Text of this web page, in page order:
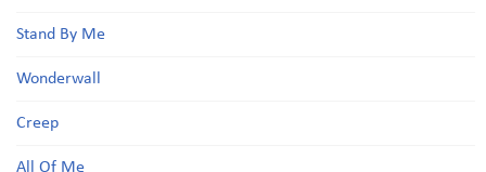
Stand By Me
Wonderwall
Creep
All Of Me